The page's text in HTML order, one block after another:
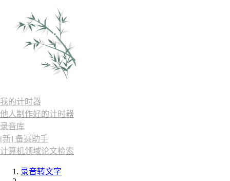
我的计时器
他人制作好的计时器
录音库
[新] 备赛助手
计算机领域论文检索
录音转文字